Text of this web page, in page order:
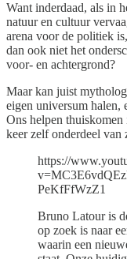
Want inderdaad, als in
natuur en cultuur
arena voor de politiek
dan ook niet het
voor- en achtergrond?
Maar kan juist
eigen universum halen,
Ons helpen
keer zelf onderdeel
https://
PeKfFfWzZ1
Bruno Latour is
op zoek is naar
waarin een